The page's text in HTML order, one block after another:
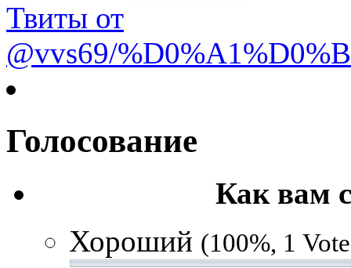
Твиты от
@vvs69/
Голосование
Как вам
Хороший (100%, 1